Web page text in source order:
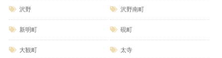
沢野 沢野南町
新明町 硯町
大観町 太寺